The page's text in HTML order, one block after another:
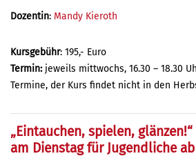
Dozentin: Mandy Kieroth
Kursgebühr: 195,- Euro
Termin: jeweils mittwochs, 16.30 – 18.30
Termine, der Kurs findet nicht in den
„Eintauchen, spielen,
am Dienstag für Jugendliche